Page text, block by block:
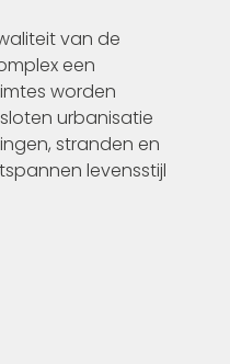
van de
een
worden
urbanisatie
stranden en
levensstijl